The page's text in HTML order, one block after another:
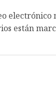
electrónico
están